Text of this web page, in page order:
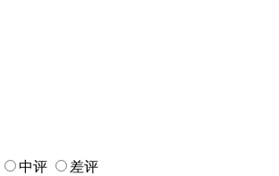
中评
差评